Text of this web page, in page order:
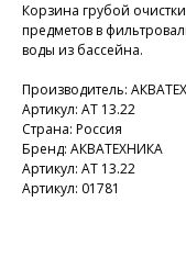
Корзина грубой
предметов в
воды из бассейна.
Производитель:
Артикул: АТ 13.22
Страна: Россия
Бренд: АКВАТЕХНИКА
Артикул: АТ 13.22
Артикул: 01781